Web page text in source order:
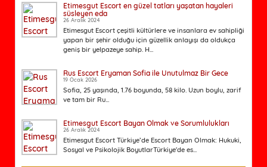
Etimesgut Escort en güzel tatları yaşatan hayaleri
süsleyen eda
26 Aralık 2024
Etimesgut Escort çeşitli kültürlere ve insanlara ev sahipliği
yapan bir şehir olduğu için güzellik anlayışı da oldukça
geniş bir yelpazeye sahip. H...
Rus Escort Eryaman Sofia ile Unutulmaz Bir Gece
19 Ocak 2026
Sofia, 25 yaşında, 1.76 boyunda, 58 kilo. Uzun boylu, zarif
ve tam bir Ru...
Etimesgut Escort Bayan Olmak ve Sorumlulukları
26 Aralık 2024
Etimesgut Escort Türkiye’de Escort Bayan Olmak: Hukuki,
Sosyal ve Psikolojik BoyutlarTürkiye'de es...